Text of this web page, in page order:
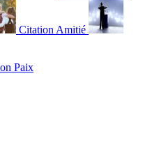
Citation Amitié
Paix